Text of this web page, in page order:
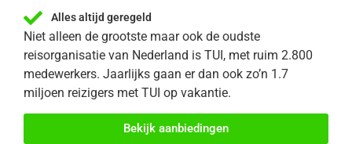
Alles altijd geregeld
Niet alleen de grootste maar ook de oudste
reisorganisatie van Nederland is TUI, met ruim 2.800
medewerkers. Jaarlijks gaan er dan ook zo’n 1.7
miljoen reizigers met TUI op vakantie.
Bekijk aanbiedingen